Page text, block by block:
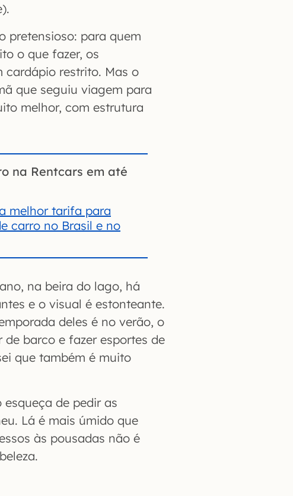
pretensioso: para quem
o que fazer, os
cardápio restrito. Mas o
que seguiu viagem para
melhor, com estrutura
na Rentcars em até
melhor tarifa para
carro no Brasil e no
na beira do lago, há
e o visual é estonteante.
deles é no verão, o
barco e fazer esportes de
que também é muito
de pedir as
Lá é mais úmido que
às pousadas não é